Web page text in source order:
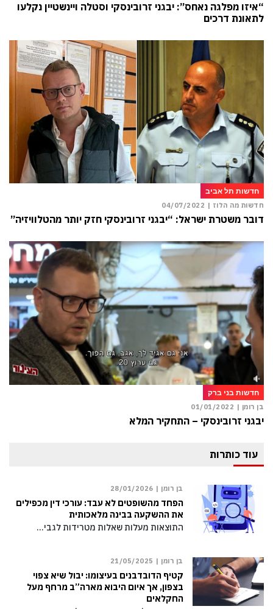
“איזו מפלגה נאחס”: יבגני זרובינסקי וסטלה ויינשטיין נקלעו
לתאונת דרכים
חדשות תל אביב
חדשות מה הלוז | 04/07/2022
דובר משטרת ישראל: “יבגני זרובינסקי חזק יותר מהטלוויזיה”
חדשות בני ברק
בן רומן | 01/01/2022
יבגני זרובינסקי – התחקיר המלא
עוד כותרות
בן רומן | 28/01/2026
הפחד מהשופטים לא עבד: עורכי דין מכפילים
את ההשקעה בבינה מלאכותית
התוצאות מעלות שאלות מטרידות לגבי…
בן רומן | 21/05/2025
קטיף הדובדבנים בעיצומו: יבול שיא צפוי
בצפון, אך איום היבוא מארה”ב מרחף מעל
החקלאים